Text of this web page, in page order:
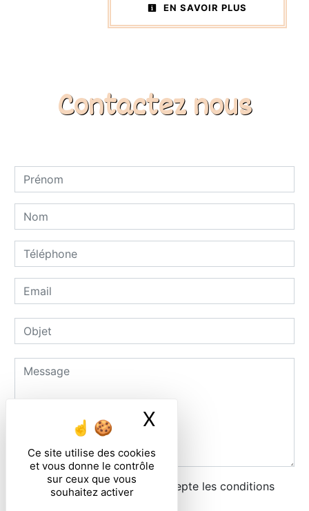
Ce site utilise des cookies
et vous donne le contrôle
sur ceux que vous
souhaitez activer
X
EN SAVOIR PLUS
Contactez nous
En cochant cette case, j'accepte les conditions